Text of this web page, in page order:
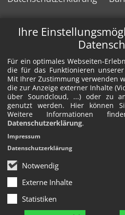
Ihre
Für ein optimales Webseiten-
die für das Funktionieren
Mit Ihrer Zustimmung verwenden
die zur Anzeige externer Inhalte
über Soundcloud, ...) oder zu
genutzt werden. Hier können
Weitere Informationen
Datenschutzerklärung.
Notwendig
Externe Inhalte
Statistiken
Impressum
Datenschutzerklärung